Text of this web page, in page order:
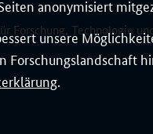
anonymisiert
unsere
Forschungslandschaft
.
Forschung, Technologie